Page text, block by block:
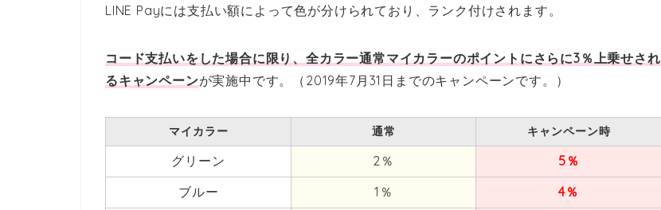
LINE Payには支払い額によって色が分けられており、ランク付けされます。
コード支払いをした場合に限り、全カラー通常マイカラーのポイントにさらに3％上乗せされ
るキャンペーンが実施中です。（2019年7月31日までのキャンペーンです。）
マイカラー 通常 キャンペーン時
グリーン 2％
5％
ブルー
1％
4％